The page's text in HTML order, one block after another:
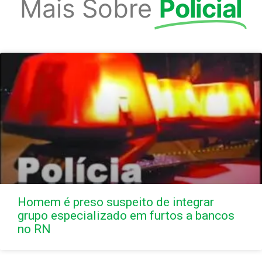
Mais Sobre Policial
Homem é preso suspeito de integrar
grupo especializado em furtos a bancos
no RN